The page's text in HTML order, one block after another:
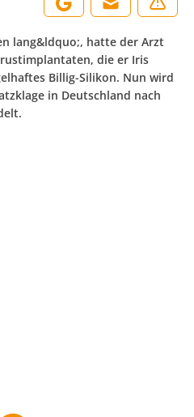
lang&ldquo;, hatte der Arzt
die er Iris
Billig-Silikon. Nun wird
in Deutschland nach